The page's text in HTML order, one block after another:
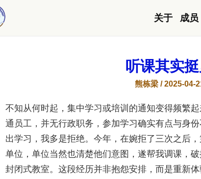
关于 成员
听课其实
熊栋梁 / 2025-04-
不知从何时起，集中学习或培训的通知变得频繁
通员工，并无行政职务，参加学习确实有点与身
出学习，我多是拒绝。今年，在婉拒了三次之后
单位，单位当然也清楚他们意图，遂帮我调课，
封闭式教室。这段经历并非抱怨安排，而是重新体